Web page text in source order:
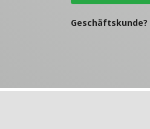
Geschäftskunde?